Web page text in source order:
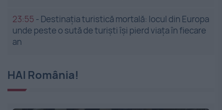
23:55 - Destinația turistică mortală: locul din Europa
unde peste o sută de turiști își pierd viața în fiecare
an
HAI România!